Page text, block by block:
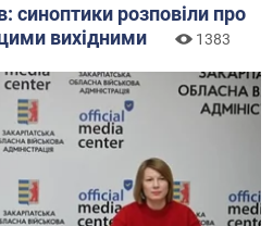
синоптики розповіли про
вихідними
1383